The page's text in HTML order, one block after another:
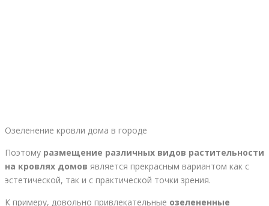
Озеленение кровли дома в городе
Поэтому размещение различных видов растительности
на кровлях домов является прекрасным вариантом как с
эстетической, так и с практической точки зрения.
К примеру, довольно привлекательные озелененные